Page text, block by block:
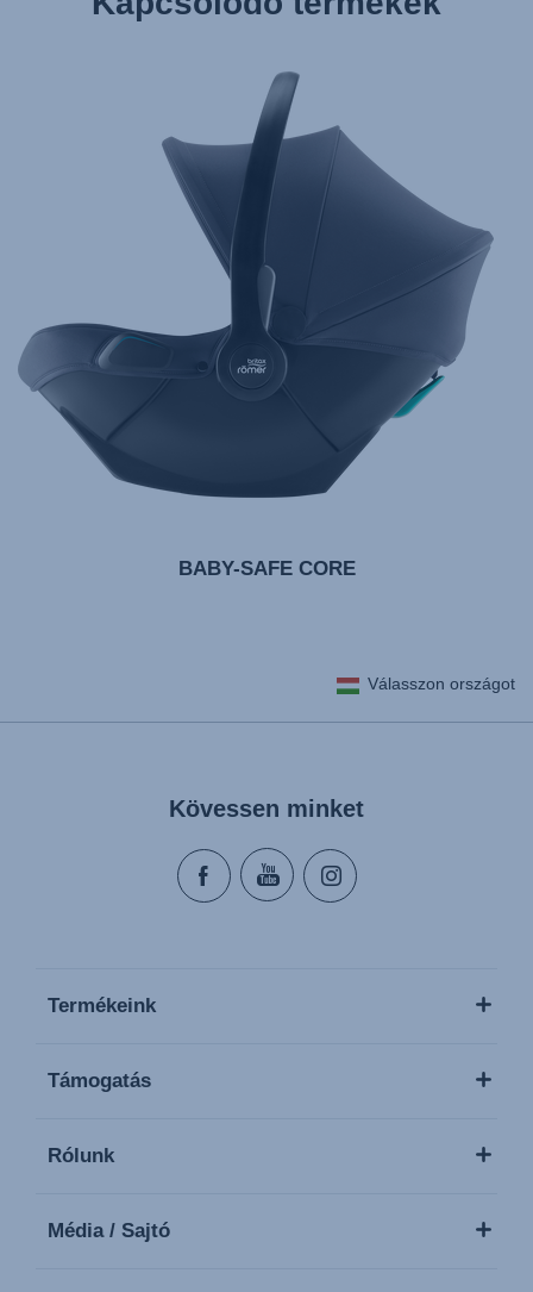
BABY-SAFE CORE
Válasszon országot
Kövessen minket
Termékeink
Támogatás
Rólunk
Média / Sajtó